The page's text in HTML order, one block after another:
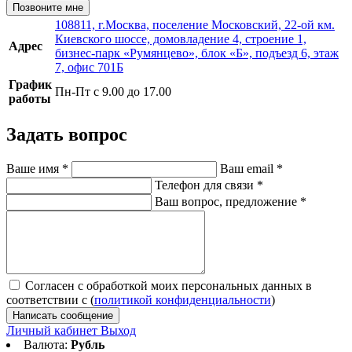
Позвоните мне
Адрес
108811, г.Москва, поселение Московский, 22-ой км.
Киевского шоссе, домовладение 4, строение 1,
бизнес-парк «Румянцево», блок «Б», подъезд 6, этаж
7, офис 701Б
График
работы
Пн-Пт с 9.00 до 17.00
Задать вопрос
Ваше имя * Ваш email *
Телефон для связи *
Ваш вопрос, предложение *
Согласен с обработкой моих персональных данных в
соответствии с (политикой конфиденциальности)
Написать сообщение
Личный кабинет Выход
Валюта: Рубль